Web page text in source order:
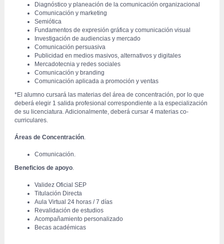
Diagnóstico y planeación de la comunicación organizacional
Comunicación y marketing
Semiótica
Fundamentos de expresión gráfica y comunicación visual
Investigación de audiencias y mercado
Comunicación persuasiva
Publicidad en medios masivos, alternativos y digitales
Mercadotecnia y redes sociales
Comunicación y branding
Comunicación aplicada a promoción y ventas
*El alumno cursará las materias del área de concentración, por lo que
deberá elegir 1 salida profesional correspondiente a la especialización
de su licenciatura. Adicionalmente, deberá cursar 4 materias co-
curriculares.
Áreas de Concentración.
Comunicación.
Beneficios de apoyo.
Validez Oficial SEP
Titulación Directa
Aula Virtual 24 horas / 7 días
Revalidación de estudios
Acompañamiento personalizado
Becas académicas